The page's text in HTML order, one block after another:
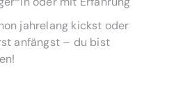
jahrelang kickst oder
anfängst – du bist